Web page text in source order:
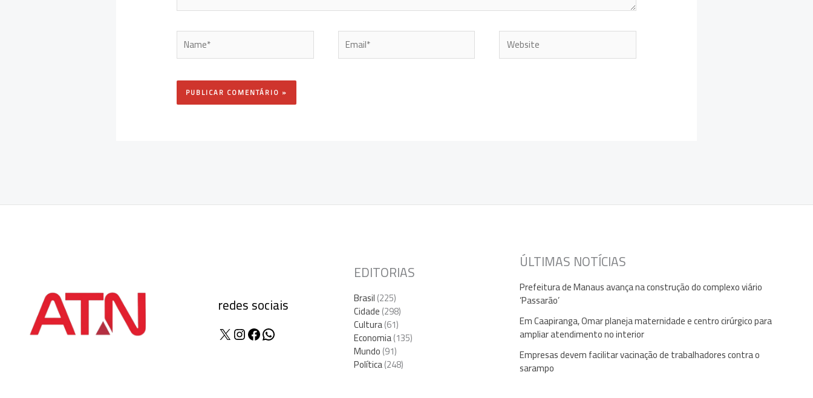
Name* Email* Website
redes sociais
X Instagram
Facebook
WhatsApp
EDITORIAS
Brasil(225)
Cidade(298)
Cultura(61)
Economia(135)
Mundo(91)
Política(248)
ÚLTIMAS NOTÍCIAS
Prefeitura de Manaus avança na construção do complexo viário
‘Passarão’
Em Caapiranga, Omar planeja maternidade e centro cirúrgico para
ampliar atendimento no interior
Empresas devem facilitar vacinação de trabalhadores contra o
sarampo